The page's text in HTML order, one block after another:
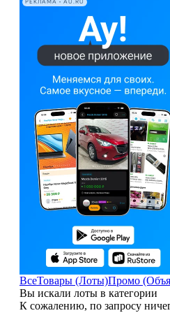
РЕКЛАМА • AU.RU
ВсеТовары (Лоты)Промо
Вы искали лоты в категории
К сожалению, по запросу